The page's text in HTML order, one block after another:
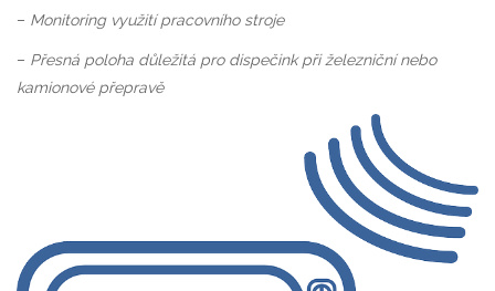
– Monitoring využití pracovního stroje
– Přesná poloha důležitá pro dispečink při železniční nebo
kamionové přepravě